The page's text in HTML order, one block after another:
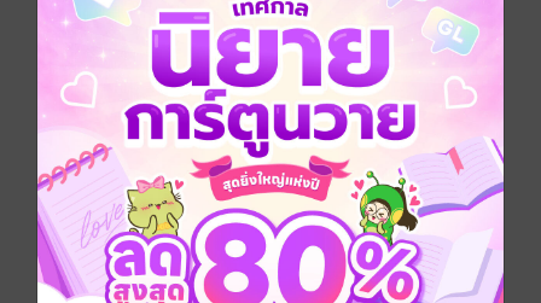
อยากได้ ซื้อเป็นของขวัญ ติดตาม
ทันหุ้น 3 มกราคม 2568
ประเภทไฟล์
วันที่วางขาย 02 มกราคม 2568